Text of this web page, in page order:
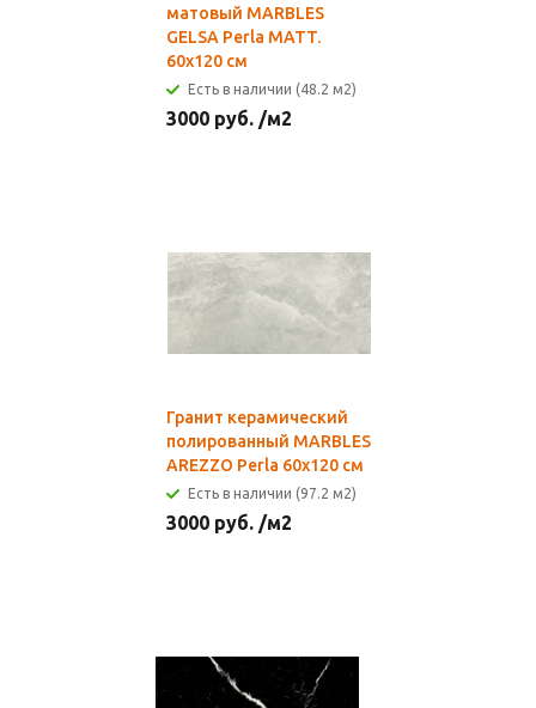
матовый MARBLES
GELSA Perla MATT.
60x120 см
Есть в наличии (48.2 м2)
3000 руб. /м2
Гранит керамический
полированный MARBLES
AREZZO Perla 60x120 см
Есть в наличии (97.2 м2)
3000 руб. /м2